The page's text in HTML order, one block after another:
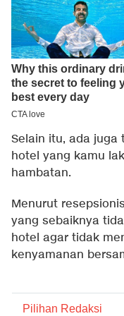
Selain itu, ada juga
hotel yang kamu
hambatan.
Menurut
yang sebaiknya
hotel agar tidak
kenyamanan
Pilihan Redaksi